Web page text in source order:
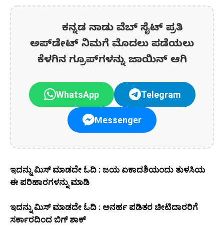
ಕನ್ನಡ ನಾಡು ವೆಬ್ ಸೈಟ್ ಪ್ರತಿ
ಅಪ್‌ಡೇಟ್‌ ನಿಮಗೆ ಮೊದಲು ಪಡೆಯಲು
ಕೆಳಗಿನ ಗ್ರೂಪ್‌ಗಳನ್ನು ಜಾಯಿನ್ ಆಗಿ
WhatsApp Telegram
Messenger
ಇದನ್ನು ಮಿಸ್‌ ಮಾಡದೇ ಓದಿ : ಜಯ ಏಕಾದಶಿಯಂದು ತುಳಸಿಯ
ಈ ಪರಿಹಾರಗಳನ್ನು ಮಾಡಿ
ಇದನ್ನು ಮಿಸ್‌ ಮಾಡದೇ ಓದಿ : ಅನರ್ಹ ಪಡಿತರ ಚೀಟಿದಾರರಿಗೆ
ಸರ್ಕಾರದಿಂದ ಬಿಗ್ ಶಾಕ್